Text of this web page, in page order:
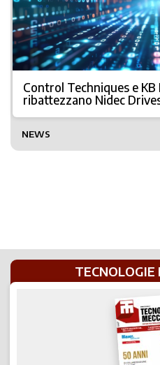
Control Techniques e KB
ribattezzano Nidec
NEWS
TECNOLOGIE